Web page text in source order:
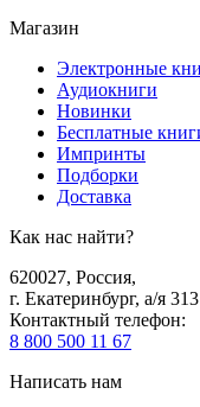
Магазин
Электронные
Аудиокниги
Новинки
Бесплатные
Импринты
Подборки
Доставка
Как нас найти?
620027, Россия,
г. Екатеринбург, а/я 313
Контактный телефон:
8 800 500 11 67
Написать нам